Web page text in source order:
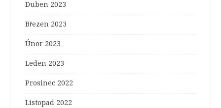
Duben 2023
Březen 2023
Únor 2023
Leden 2023
Prosinec 2022
Listopad 2022